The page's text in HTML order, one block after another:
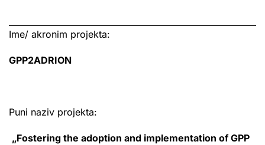
Ime/ akronim projekta:
GPP2ADRION
Puni naziv projekta:
„Fostering the adoption and implementation of GPP